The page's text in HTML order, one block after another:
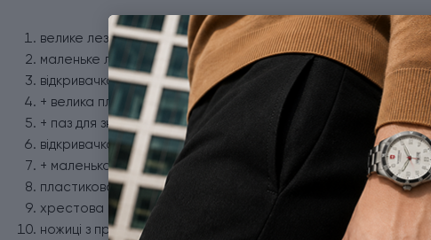
велике лезо зі сталі 6 см;
маленьке лезо зі сталі 3,5 см;
відкривачка для пляшок;
+ велика плоска викрутка;
+ паз для зняття ізоляції;
відкривачка для консервів;
+ маленька плоска викрутка;
пластикова збільшувальна лінза;
хрестова викрутка 1/2;
ножиці з пружинним механізмом;